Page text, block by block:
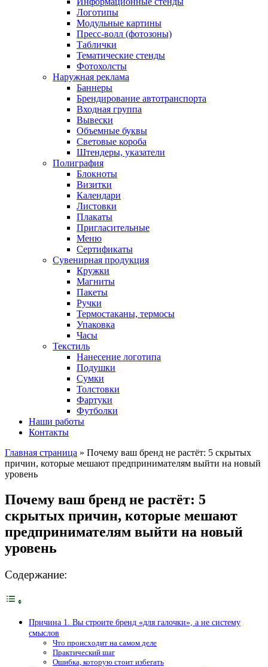
Логотипы
Модульные картины
Пресс-волл (фотозоны)
Таблички
Тематические стенды
Фотохолсты
Наружная реклама
Баннеры
Брендирование автотранспорта
Входная группа
Вывески
Объемные буквы
Световые короба
Штендеры, указатели
Полиграфия
Блокноты
Визитки
Календари
Листовки
Плакаты
Пригласительные
Меню
Сертификаты
Сувенирная продукция
Кружки
Магниты
Пакеты
Ручки
Термостаканы, термосы
Упаковка
Часы
Текстиль
Нанесение логотипа
Подушки
Сумки
Толстовки
Фартуки
Футболки
Наши работы
Контакты
Главная страница » Почему ваш бренд не растёт: 5 скрытых
причин, которые мешают предпринимателям выйти на новый
уровень
Почему ваш бренд не растёт: 5
скрытых причин, которые мешают
предпринимателям выйти на новый
уровень
Содержание:
Причина 1. Вы строите бренд «для галочки», а не систему
смыслов
Что происходит на самом деле
Практический шаг
Ошибка, которую стоит избегать